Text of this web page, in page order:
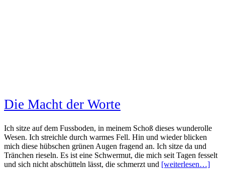
Die Macht der Worte
Ich sitze auf dem Fussboden, in meinem Schoß dieses wunderolle
Wesen. Ich streichle durch warmes Fell. Hin und wieder blicken
mich diese hübschen grünen Augen fragend an. Ich sitze da und
Tränchen rieseln. Es ist eine Schwermut, die mich seit Tagen fesselt
und sich nicht abschütteln lässt, die schmerzt und [weiterlesen…]